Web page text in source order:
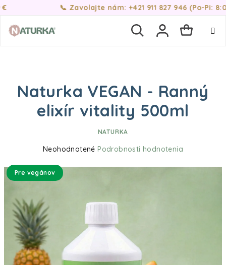
Prejsť na obsah
📞 Zavolajte nám: +421 911 827 946 (Po-Pi: 8:00-17:00)
Naturka VEGAN - Ranný
elixír vitality 500ml
NATURKA
Priemerné hodnotenie produktu je 0,0 z 5
Neohodnotené Podrobnosti hodnotenia
Pre vegánov